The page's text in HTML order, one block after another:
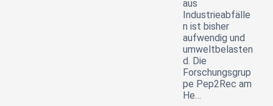
aus
Industrieabfälle
n ist bisher
aufwendig und
umweltbelasten
d. Die
Forschungsgrup
pe Pep2Rec am
He…